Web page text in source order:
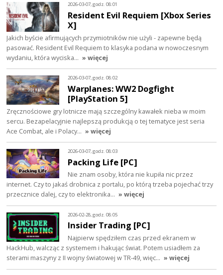
2026-03-07, godz. 08:01
Resident Evil Requiem [Xbox Series
X]
Jakich byście afirmujących przymiotników nie użyli - zapewne będą
pasować. Resident Evil Requiem to klasyka podana w nowoczesnym
wydaniu, która wyciska… » więcej
2026-03-07, godz. 08:02
Warplanes: WW2 Dogfight
[PlayStation 5]
Zręcznościowe gry lotnicze mają szczególny kawałek nieba w moim
sercu. Bezapelacyjnie najlepszą produkcją o tej tematyce jest seria
Ace Combat, ale i Polacy… » więcej
2026-03-07, godz. 08:03
Packing Life [PC]
Nie znam osoby, która nie kupiła nic przez
internet. Czy to jakaś drobnica z portalu, po którą trzeba pojechać trzy
przecznice dalej, czy to elektronika… » więcej
2026-02-28, godz. 08:05
Insider Trading [PC]
Najpierw spędziłem czas przed ekranem w
HackHub, walcząc z systemem i hakując świat. Potem usiadłem za
sterami maszyny z II wojny światowej w TR-49, więc… » więcej